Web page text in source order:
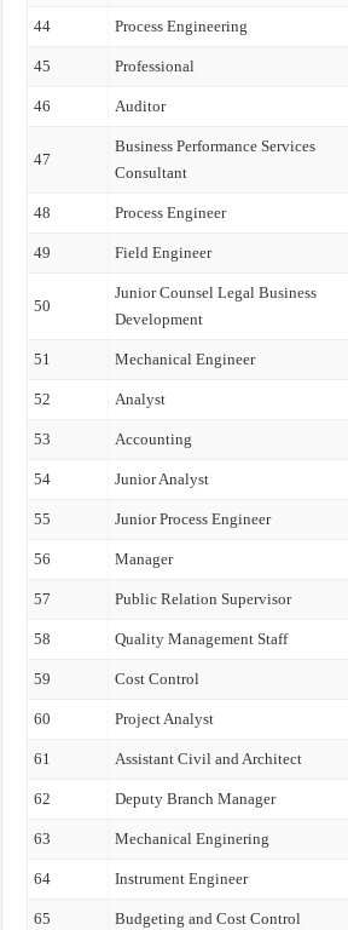
44 Process Engineering
45 Professional
46 Auditor
47
Business Performance Services
Consultant
48 Process Engineer
49 Field Engineer
50
Junior Counsel Legal Business
Development
51 Mechanical Engineer
52 Analyst
53 Accounting
54 Junior Analyst
55 Junior Process Engineer
56 Manager
57 Public Relation Supervisor
58 Quality Management Staff
59 Cost Control
60 Project Analyst
61 Assistant Civil and Architect
62 Deputy Branch Manager
63 Mechanical Enginering
64 Instrument Engineer
65 Budgeting and Cost Control